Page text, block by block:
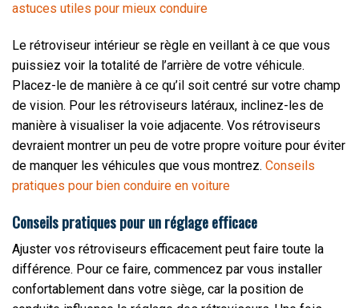
astuces utiles pour mieux conduire
Le rétroviseur intérieur se règle en veillant à ce que vous
puissiez voir la totalité de l’arrière de votre véhicule.
Placez-le de manière à ce qu’il soit centré sur votre champ
de vision. Pour les rétroviseurs latéraux, inclinez-les de
manière à visualiser la voie adjacente. Vos rétroviseurs
devraient montrer un peu de votre propre voiture pour éviter
de manquer les véhicules que vous montrez. Conseils
pratiques pour bien conduire en voiture
Conseils pratiques pour un réglage efficace
Ajuster vos rétroviseurs efficacement peut faire toute la
différence. Pour ce faire, commencez par vous installer
confortablement dans votre siège, car la position de